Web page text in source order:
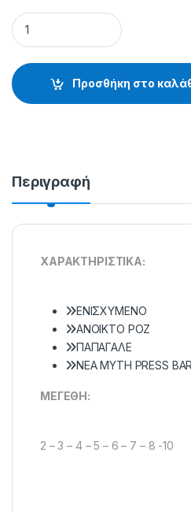
ΑΓΚΙΣΤΡΙΑ OWNER 53115 -
Προσθήκη στο
Περιγραφή
XAPAKTHPIΣTIKA:
ENIΣXYMENO
ANOIKTO POZ
ΠΑΠΑΓΑΛΕ
ΝΕΑ ΜΥΤΗ PRESS
MEΓEΘH:
2 – 3 – 4 – 5 – 6 – 7 – 8 -10